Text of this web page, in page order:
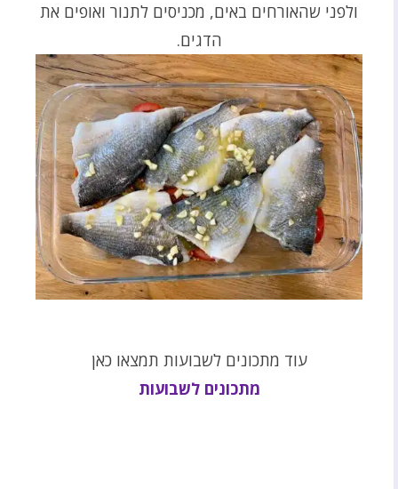
ולפני שהאורחים באים, מכניסים לתנור ואופים את
הדגים.
עוד מתכונים לשבועות תמצאו כאן
מתכונים לשבועות